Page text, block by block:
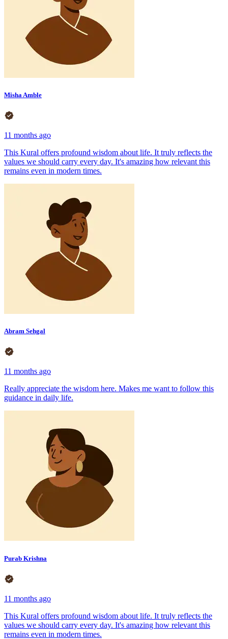
Misha Amble
11 months ago
This Kural offers profound wisdom about life. It truly reflects the
values we should carry every day. It's amazing how relevant this
remains even in modern times.
Abram Sehgal
11 months ago
Really appreciate the wisdom here. Makes me want to follow this
guidance in daily life.
Purab Krishna
11 months ago
This Kural offers profound wisdom about life. It truly reflects the
values we should carry every day. It's amazing how relevant this
remains even in modern times.